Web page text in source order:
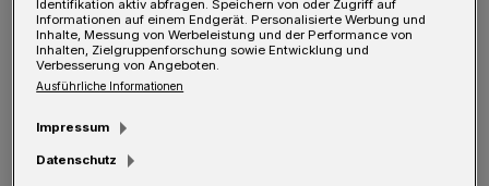
G egen 9.Uhr nahm sich der Täter nach
eines Kiosks am Werth ein Getränk und ging
weg. Kurze Zeit später kam der Dieb zurück,
Identifikation aktiv abfragen. Speichern von oder Zugriff auf
Informationen auf einem Endgerät. Personalisierte Werbung und
Inhalte, Messung von Werbeleistung und der Performance von
Inhalten, Zielgruppenforschung sowie Entwicklung und
Verbesserung von Angeboten.
Ausführliche Informationen
Impressum
Datenschutz